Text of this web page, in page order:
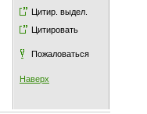
Цитир. выдел.
Цитировать
Пожаловаться
Наверх